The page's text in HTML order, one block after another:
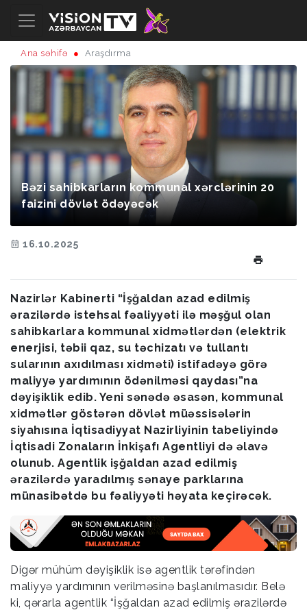
Ana səhifə Araşdırma
Bəzi sahibkarların kommunal xərclərinin 20
faizini dövlət ödəyəcək
16.10.2025
Nazirlər Kabinerti “İşğaldan azad edilmiş
ərazilərdə istehsal fəaliyyəti ilə məşğul olan
sahibkarlara kommunal xidmətlərdən (elektrik
enerjisi, təbii qaz, su təchizatı və tullantı
sularının axıdılması xidməti) istifadəyə görə
maliyyə yardımının ödənilməsi qaydası”na
dəyişiklik edib. Yeni sənədə əsasən, kommunal
xidmətlər göstərən dövlət müəssisələrin
siyahısına İqtisadiyyat Nazirliyinin tabeliyində
İqtisadi Zonaların İnkişafı Agentliyi də əlavə
olunub. Agentlik işğaldan azad edilmiş
ərazilərdə yaradılmış sənaye parklarına
münasibətdə bu fəaliyyəti həyata keçirəcək.
Digər mühüm dəyişiklik isə agentlik tərəfindən
maliyyə yardımının verilməsinə başlanılmasıdır. Belə
ki, qərarla agentlik “İşğaldan azad edilmiş ərazilərdə